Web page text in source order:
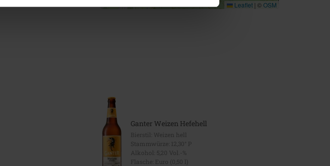
Leaflet | ©OSM
Ganter Weizen Hefehell
Bierstil: Weizen hell
Stammwürze: 12,30° P
Alkohol: 5,20 Vol.-%
Flasche: Euro (0,50 l)